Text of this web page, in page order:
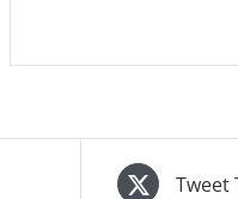
Tweet